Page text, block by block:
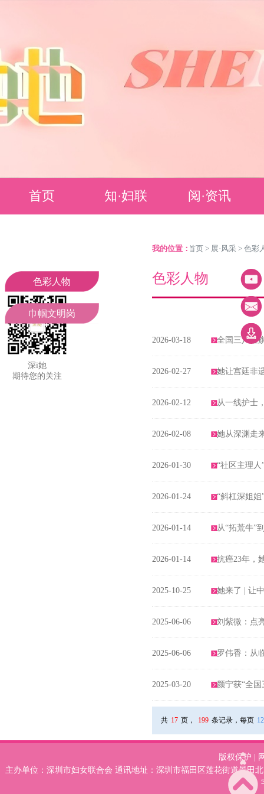
深i她
期待您的关注
首页 知·妇联 阅·资讯
工作动态
通知公告
色彩人物
巾帼文明岗
我的位置：
> 首页 > 展·风采 > 色彩
色彩人物
2026-03-18 全国三八红
2026-02-27 她让宫廷非
2026-02-12 从一线护士
2026-02-08 她从深渊走
2026-01-30 “社区主理
2026-01-24 “斜杠深姐
2026-01-14 从“拓荒牛”
2026-01-14 抗癌23年，
2025-10-25 她来了 | 让
2025-06-06 刘紫微：点
2025-06-06 罗伟香：从
2025-03-20 颜宁获“全
共 17 页， 199 条记录，每页 12
版权保护
主办单位：深圳市妇女联合会 通讯地址：深圳市福田区莲花街道景田